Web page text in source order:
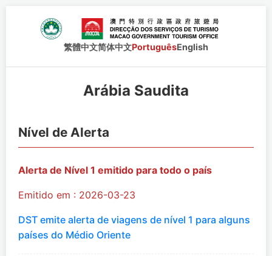
繁體中文简体中文PortuguêsEnglish
Arábia Saudita
Nível de Alerta
Alerta de Nível 1 emitido para todo o país
Emitido em : 2026-03-23
DST emite alerta de viagens de nível 1 para alguns
países do Médio Oriente